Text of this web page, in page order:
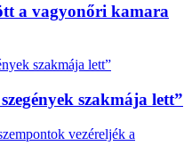
a vagyonőri kamara
szakmája lett”